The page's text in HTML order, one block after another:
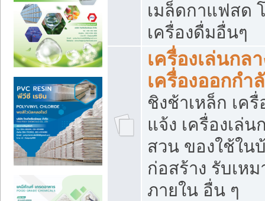
เมล็ดกาแฟสด
เครื่องดื่มอื่นๆ
เครื่องเล่นกล
เครื่องออกกำ
ชิงช้าเหล็ก เค
แจ้ง เครื่องเล่น
สวน ของใช้ใน
ก่อสร้าง รับเห
ภายใน อื่น ๆ